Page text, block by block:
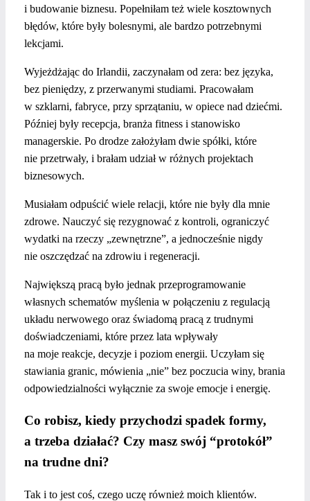
i budowanie biznesu. Popełniłam też wiele kosztownych
błędów, które były bolesnymi, ale bardzo potrzebnymi
lekcjami.
Wyjeżdżając do Irlandii, zaczynałam od zera: bez języka,
bez pieniędzy, z przerwanymi studiami. Pracowałam
w szklarni, fabryce, przy sprzątaniu, w opiece nad dziećmi.
Później były recepcja, branża fitness i stanowisko
managerskie. Po drodze założyłam dwie spółki, które
nie przetrwały, i brałam udział w różnych projektach
biznesowych.
Musiałam odpuścić wiele relacji, które nie były dla mnie
zdrowe. Nauczyć się rezygnować z kontroli, ograniczyć
wydatki na rzeczy „zewnętrzne”, a jednocześnie nigdy
nie oszczędzać na zdrowiu i regeneracji.
Największą pracą było jednak przeprogramowanie
własnych schematów myślenia w połączeniu z regulacją
układu nerwowego oraz świadomą pracą z trudnymi
doświadczeniami, które przez lata wpływały
na moje reakcje, decyzje i poziom energii. Uczyłam się
stawiania granic, mówienia „nie” bez poczucia winy, brania
odpowiedzialności wyłącznie za swoje emocje i energię.
Co robisz, kiedy przychodzi spadek formy,
a trzeba działać? Czy masz swój “protokół”
na trudne dni?
Tak i to jest coś, czego uczę również moich klientów.